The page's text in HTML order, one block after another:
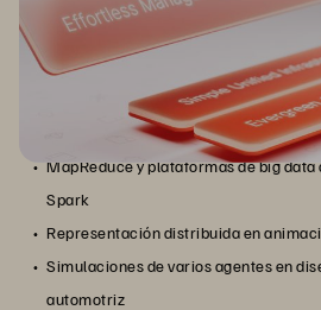
funcionar como un solo sistema. Cada
carga de trabajo y comunica los
Entre los ejemplos se incluyen los
MapReduce y plataformas de big data
Spark
Representación distribuida en
Simulaciones de varios agentes en
automotriz